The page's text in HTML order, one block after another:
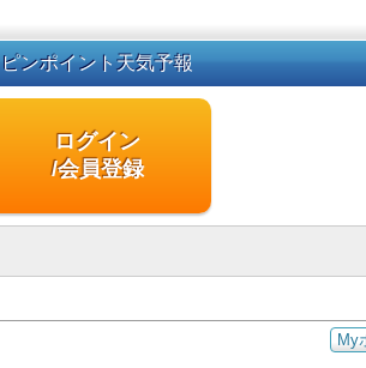
ピンポイント天気予報
ログイン
/会員登録
My